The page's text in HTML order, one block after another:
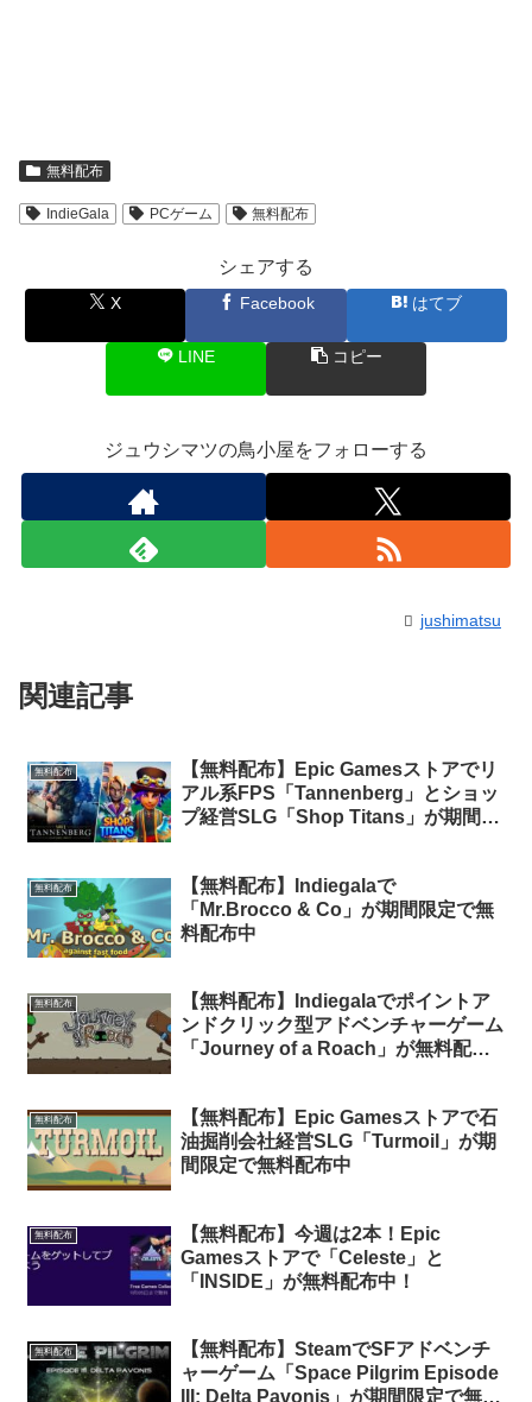
無料配布
IndieGala PCゲーム 無料配布
シェアする
X Facebook はてブ
LINE コピー
ジュウシマツの鳥小屋をフォローする
jushimatsu
関連記事
無料配布
【無料配布】Epic Gamesストアでリ
アル系FPS「Tannenberg」とショッ
プ経営SLG「Shop Titans」が期間限
無料配布
【無料配布】Indiegalaで
「Mr.Brocco & Co」が期間限定で無
料配布中
無料配布
【無料配布】Indiegalaでポイントア
ンドクリック型アドベンチャーゲーム
「Journey of a Roach」が無料配布
無料配布
【無料配布】Epic Gamesストアで石
油掘削会社経営SLG「Turmoil」が期
間限定で無料配布中
無料配布
【無料配布】今週は2本！Epic
Gamesストアで「Celeste」と
「INSIDE」が無料配布中！
無料配布
【無料配布】SteamでSFアドベンチ
ャーゲーム「Space Pilgrim Episode
III: Delta Pavonis」が期間限定で無料